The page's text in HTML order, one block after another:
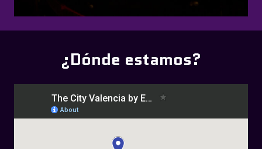
¿Dónde estamos?